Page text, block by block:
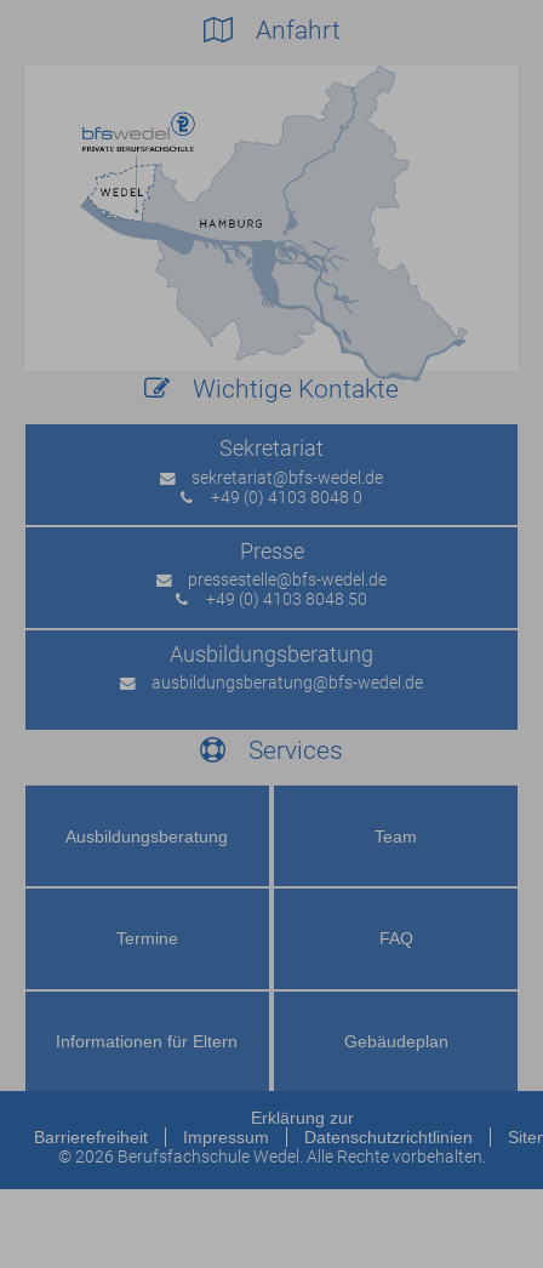
Anfahrt
Wichtige Kontakte
Sekretariat
sekretariat@bfs-wedel.de
+49 (0) 4103 8048 0
Presse
pressestelle@bfs-wedel.de
+49 (0) 4103 8048 50
Ausbildungs­beratung
ausbildungsberatung@bfs-wedel.de
Services
Ausbildungs­beratung Team
Termine FAQ
Informationen für Eltern Gebäudeplan
Erklärung zur
Barrierefreiheit
Impressum Datenschutzrichtlinien
© 2026 Berufsfachschule Wedel. Alle Rechte vorbehalten.